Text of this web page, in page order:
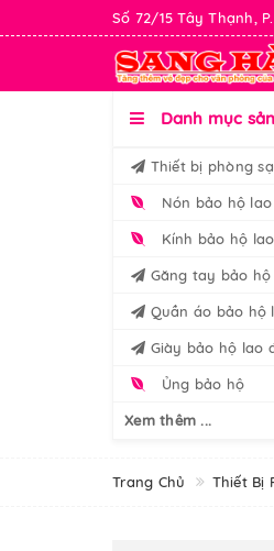
Số 72/15 Tây Thạnh,
Danh mục
Thiết bị phòng
Nón bảo hộ
Kính bảo hộ
Găng tay bảo
Quần áo bảo hộ
Giày bảo hộ lao
Ủng bảo hộ
Xem thêm ...
Trang Chủ Thiết Bị